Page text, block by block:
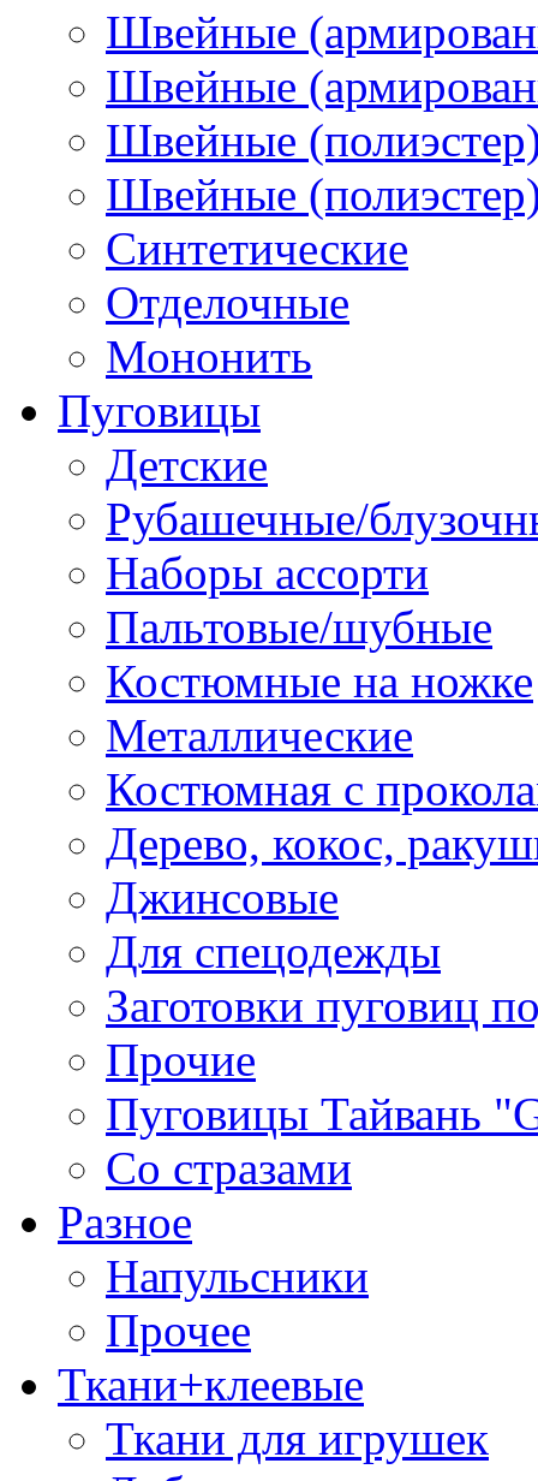
Швейные
Швейные
Швейные
Швейные
Синтетические
Отделочные
Мононить
Пуговицы
Детские
Рубашечные/
Наборы ассорти
Пальтовые/шубные
Костюмные на ножке
Металлические
Костюмная с
Дерево, кокос,
Джинсовые
Для спецодежды
Заготовки пуговиц
Прочие
Пуговицы Тайвань
Со стразами
Разное
Напульсники
Прочее
Ткани+клеевые
Ткани для игрушек